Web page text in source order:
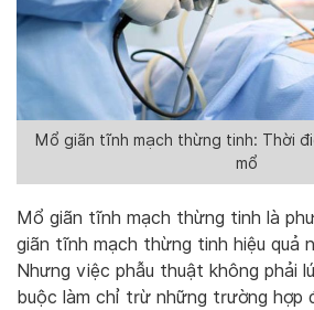
Mổ giãn tĩnh mạch thừng tinh: Thời
mổ
Mổ giãn tĩnh mạch thừng tinh là
giãn tĩnh mạch thừng tinh hiệu quả
Nhưng việc phẫu thuật không phải
buộc làm chỉ trừ những trường hợp